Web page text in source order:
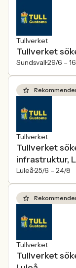
Tullverket
Tullverket
Sundsvall29/6 –
Tullverket
Tullverket
infrastruktur,
Luleå25/6 – 24/8
Tullverket
Tullverket